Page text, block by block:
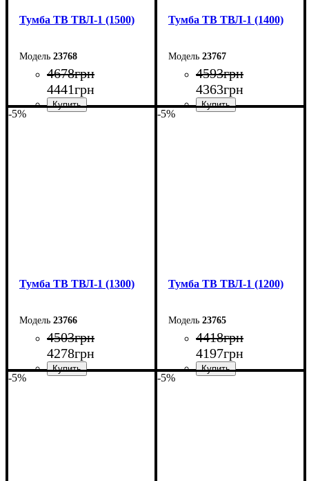
Тумба ТВ ТВЛ-1 (1500)
23768
4678грн
4441грн
Тумба ТВ ТВЛ-1 (1400)
23767
4593грн
4363грн
-5%
Тумба ТВ ТВЛ-1 (1300)
23766
4503грн
4278грн
-5%
Тумба ТВ ТВЛ-1 (1200)
23765
4418грн
4197грн
-5% -5%